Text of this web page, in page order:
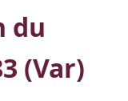
du
(Var)